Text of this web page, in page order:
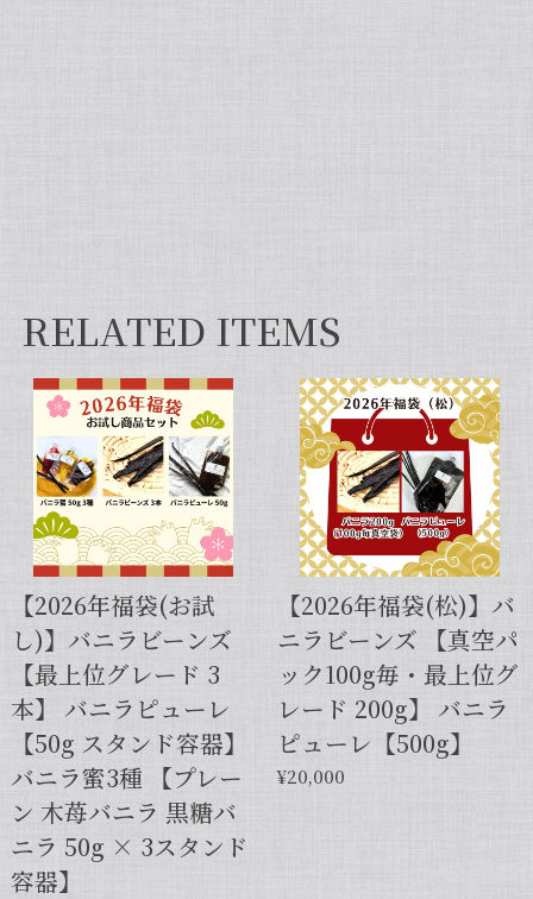
セット タヒチ種 + ブルボン種 10本 サイズだけ訳あり バニラビーンズ VANILLA VILLAGE
2026/01/28
【スタンドパック※通常サイズ】完全無添加・天然バニラ蜜_送料無料（200g）/バニラシロップ/シロップ/バニラビーンズ/製菓材料/バニラペースト/バニラエッセンス/ギフト
2025/05/31
【本数多いほど1本価格がお得！】【サイズだけ訳ありグレード 12cm・バニラビーンズ・5本】
2025/01/05
発送が早くて助かりました。 バニラの香りも良かっ
たので、次回の発注します。
この度は当店をご利用いただきまして、
誠にありがとうございます！こちらこそ
RELATED ITEMS
【2026年福袋(お試
し)】バニラビーンズ
【最上位グレード 3
本】 バニラピューレ
【50g スタンド容器】
バニラ蜜3種 【プレー
ン 木苺バニラ 黒糖バ
ニラ 50g × 3スタンド
容器】
【2026年福袋(松)】バ
ニラビーンズ 【真空パ
ック100g毎・最上位グ
レード 200g】 バニラ
ピューレ【500g】
¥20,000